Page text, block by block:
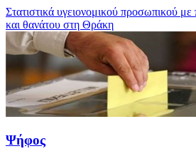
Στατιστικά υγειονομικού προσωπικού
και θανάτου στη Θράκη
Ψήφος